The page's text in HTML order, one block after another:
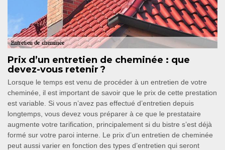
Prix d’un entretien de cheminée : que
devez-vous retenir ?
Lorsque le temps est venu de procéder à un entretien de votre
cheminée, il est important de savoir que le prix de cette prestation
est variable. Si vous n’avez pas effectué d’entretien depuis
longtemps, vous devez vous préparer à ce que le prestataire
augmente votre tarification, principalement si du bistre s’est déjà
formé sur votre paroi interne. Le prix d’un entretien de cheminée
peut aussi varier en fonction des types d’entretien qui seront